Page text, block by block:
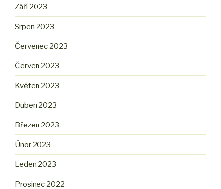
Září 2023
Srpen 2023
Červenec 2023
Červen 2023
Květen 2023
Duben 2023
Březen 2023
Únor 2023
Leden 2023
Prosinec 2022